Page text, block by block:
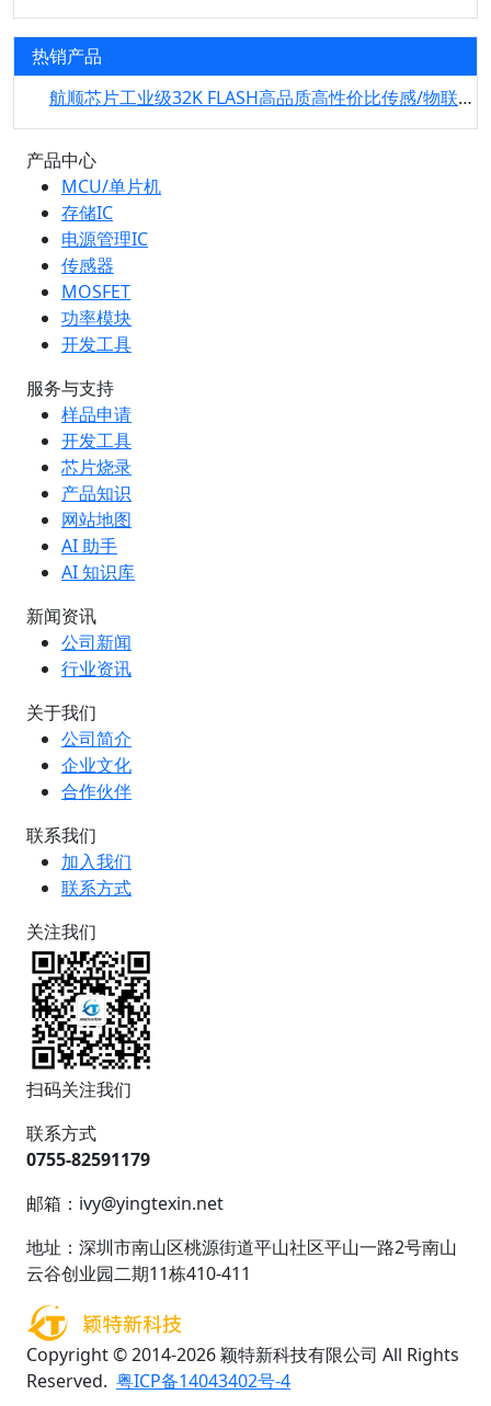
热销产品
航顺芯片工业级32K FLASH高品质高性价比传感/物联网/智能控制等专用HK32F030MA量产！
产品中心
MCU/单片机
存储IC
电源管理IC
传感器
MOSFET
功率模块
开发工具
服务与支持
样品申请
开发工具
芯片烧录
产品知识
网站地图
AI 助手
AI 知识库
新闻资讯
公司新闻
行业资讯
关于我们
公司简介
企业文化
合作伙伴
联系我们
加入我们
联系方式
关注我们
扫码关注我们
联系方式
0755-82591179
邮箱：ivy@yingtexin.net
地址：深圳市南山区桃源街道平山社区平山一路2号南山
云谷创业园二期11栋410-411
Copyright © 2014-2026 颖特新科技有限公司 All Rights
Reserved. 粤ICP备14043402号-4